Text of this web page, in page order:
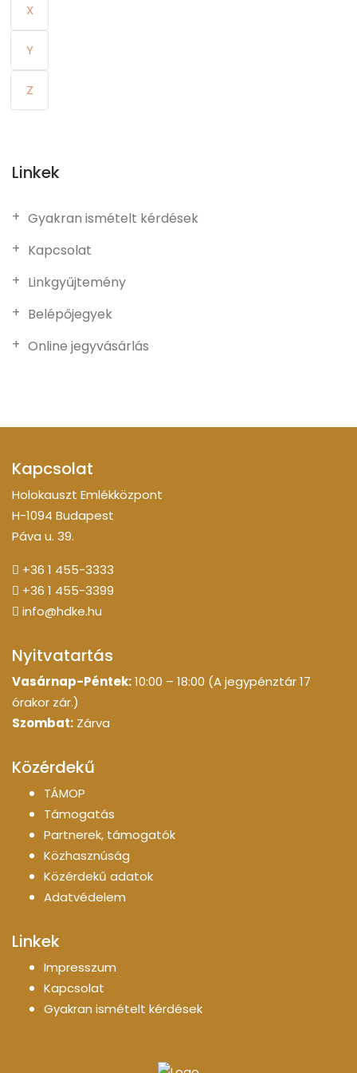
X
Y
Z
Linkek
Gyakran ismételt kérdések
Kapcsolat
Linkgyűjtemény
Belépőjegyek
Online jegyvásárlás
Kapcsolat
Holokauszt Emlékközpont
H-1094 Budapest
Páva u. 39.
+36 1 455-3333
+36 1 455-3399
info@hdke.hu
Nyitvatartás
Vasárnap-Péntek:10:00 – 18:00 (A jegypénztár 17
órakor zár.)
Szombat: Zárva
Közérdekű
TÁMOP
Támogatás
Partnerek, támogatók
Közhasznúság
Közérdekű adatok
Adatvédelem
Linkek
Impresszum
Kapcsolat
Gyakran ismételt kérdések